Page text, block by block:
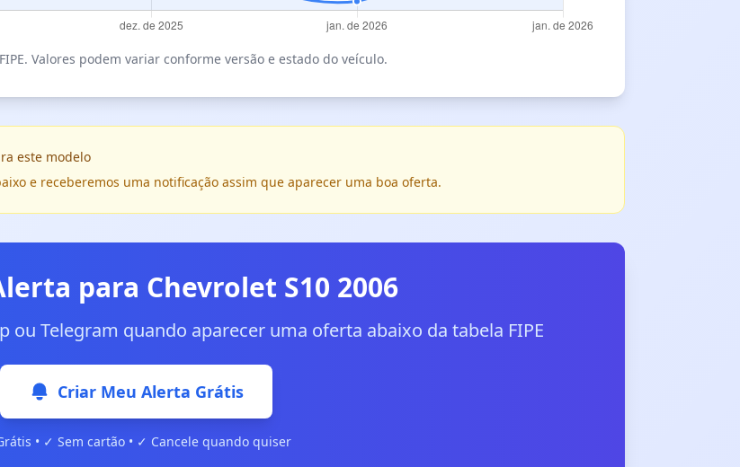
Valores podem variar conforme versão e estado do veículo.
este modelo
e receberemos uma notificação assim que aparecer uma boa oferta.
para Chevrolet S10 2006
ou Telegram quando aparecer uma oferta abaixo da tabela FIPE
Criar Meu Alerta Grátis
• ✓ Sem cartão • ✓ Cancele quando quiser